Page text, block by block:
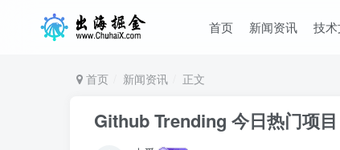
首页 新闻资讯 技
首页 新闻资讯 正文
Github Trending 今日热门项目